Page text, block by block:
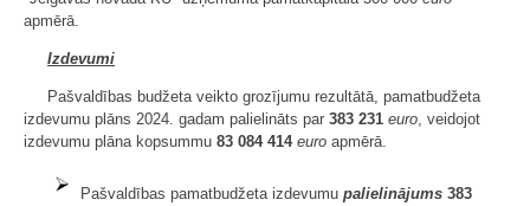
apmērā.
Izdevumi
Pašvaldības budžeta veikto grozījumu rezultātā, pamatbudžeta
izdevumu plāns 2024. gadam palielināts par 383 231 euro, veidojot
izdevumu plāna kopsummu 83 084 414 euro apmērā.
Pašvaldības pamatbudžeta izdevumupalielinājums 383